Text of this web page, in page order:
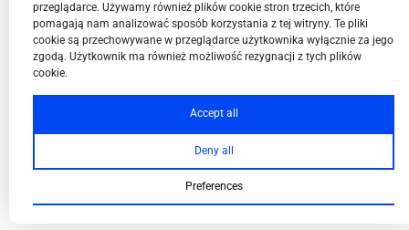
BPN-T Area
BPN-T Offer
przeglądarce. Używamy również plików cookie stron trzecich, które
pomagają nam analizować sposób korzystania z tej witryny. Te pliki
cookie są przechowywane w przeglądarce użytkownika wyłącznie za jego
zgodą. Użytkownik ma również możliwość rezygnacji z tych plików
cookie.
Accept all
Deny all
Preferences